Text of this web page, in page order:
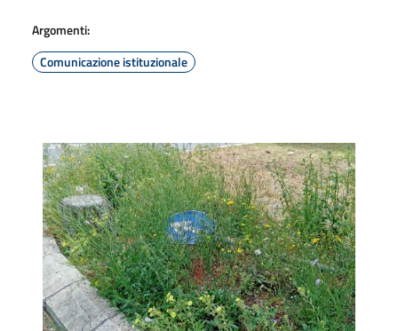
Argomenti:
Comunicazione istituzionale